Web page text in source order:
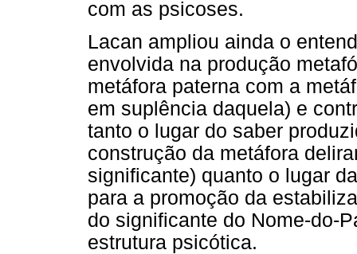
com as psicoses.
Lacan ampliou ainda o
envolvida na produção
metáfora paterna com a
em suplência daquela) e
tanto o lugar do saber
construção da metáfora
significante) quanto o lugar
para a promoção da
do significante do Nome-do-
estrutura psicótica.